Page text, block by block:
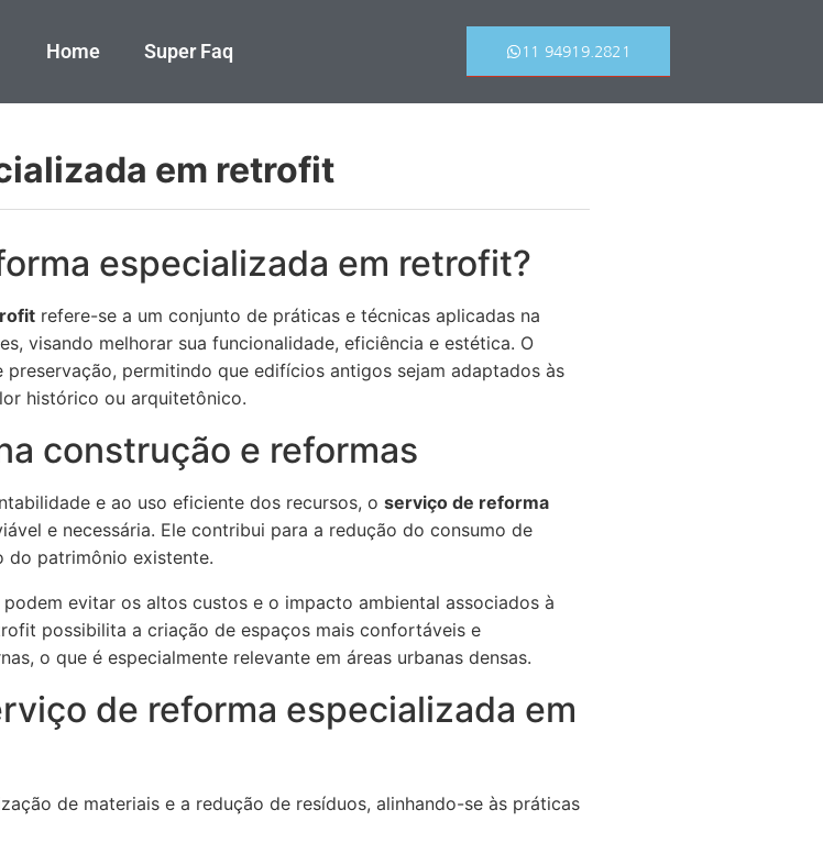
Home Super Faq 11 94919.2821
em retrofit
especializada em retrofit?
refere-se a um conjunto de práticas e técnicas aplicadas na
visando melhorar sua funcionalidade, eficiência e estética. O
permitindo que edifícios antigos sejam adaptados às
histórico ou arquitetônico.
construção e reformas
e ao uso eficiente dos recursos, o serviço de reforma
e necessária. Ele contribui para a redução do consumo de
do patrimônio existente.
evitar os altos custos e o impacto ambiental associados à
possibilita a criação de espaços mais confortáveis e
o que é especialmente relevante em áreas urbanas densas.
de reforma especializada em
de materiais e a redução de resíduos, alinhando-se às práticas